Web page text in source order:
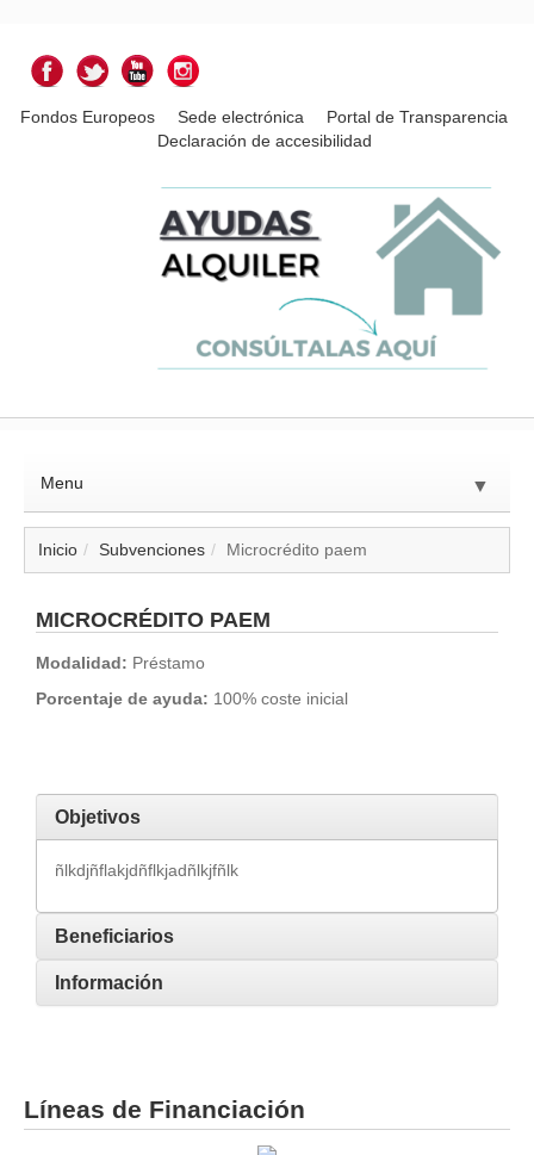
Fondos Europeos Sede electrónica
Portal de Transparencia
Declaración de accesibilidad
Menu ▼
▼
Inicio Subvenciones Microcrédito paem
MICROCRÉDITO PAEM
Modalidad: Préstamo
Porcentaje de ayuda: 100% coste inicial
Objetivos
ñlkdjñflakjdñflkjadñlkjfñlk
Beneficiarios
Información
Líneas de Financiación